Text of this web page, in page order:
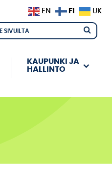
KAUPUNKI JA
HALLINTO
EN FI UK